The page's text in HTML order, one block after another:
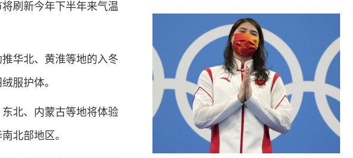
刷新今年下半年来气温
华北、黄淮等地的入冬
服护体。
北、内蒙古等地将体验
北部地区。